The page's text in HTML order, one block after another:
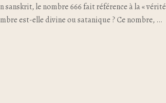
le nombre 666 fait référence à la « vérité
est-elle divine ou satanique ? Ce nombre, …